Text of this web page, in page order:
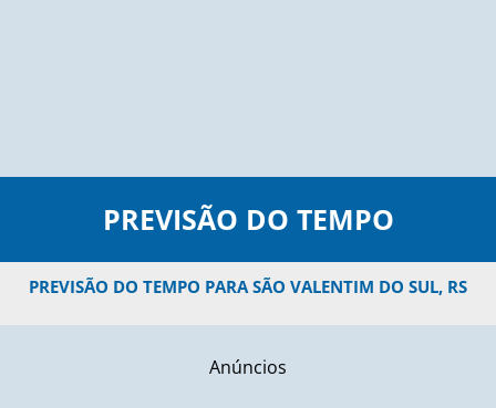
PREVISÃO DO TEMPO
PREVISÃO DO TEMPO PARA SÃO VALENTIM DO SUL, RS
Anúncios